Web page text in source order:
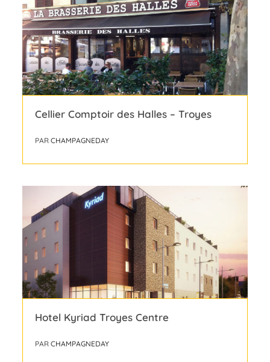
Cellier Comptoir des Halles – Troyes
PAR CHAMPAGNEDAY
Hotel Kyriad Troyes Centre
PAR CHAMPAGNEDAY